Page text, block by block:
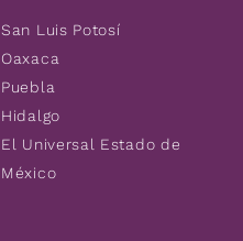
San Luis Potosí
Oaxaca
Puebla
Hidalgo
El Universal Estado de
México